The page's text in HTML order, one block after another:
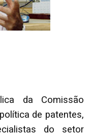
da Comissão
de patentes,
do setor